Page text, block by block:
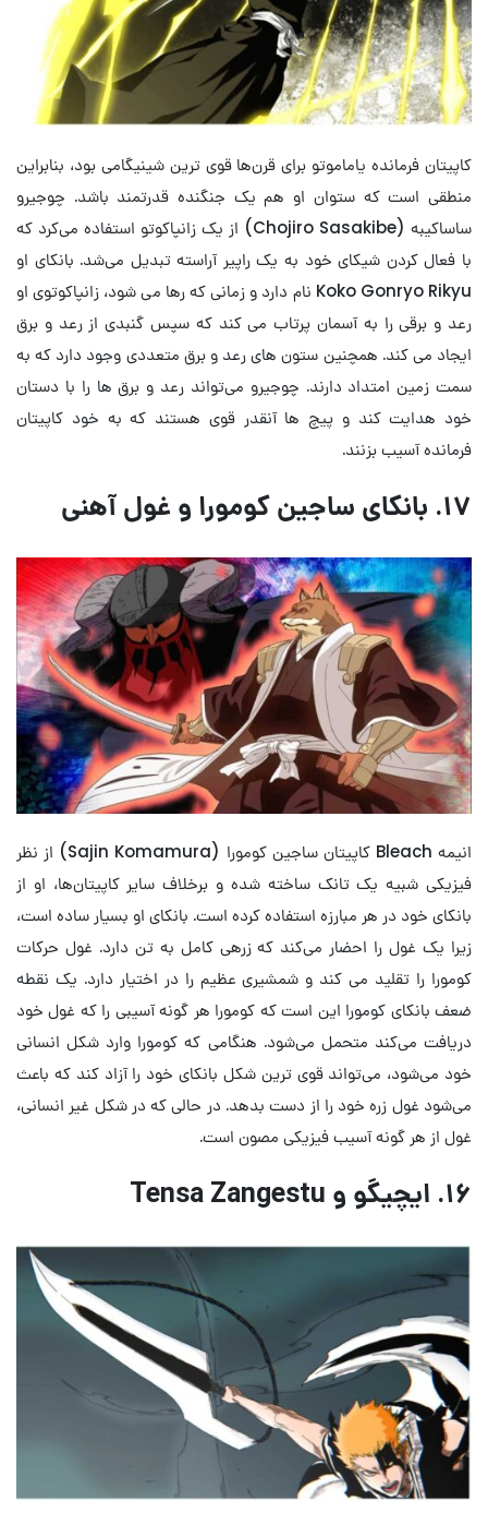
کاپیتان فرمانده یاماموتو برای قرن‌ها قوی ترین شینیگامی بود، بنابراین
منطقی است که ستوان او هم یک جنگنده قدرتمند باشد. چوجیرو
ساساکیبه (Chojiro Sasakibe) از یک زانپاکوتو استفاده می‌کرد که
با فعال کردن شیکای خود به یک راپیر آراسته تبدیل می‌شد. بانکای او
Koko Gonryo Rikyu نام دارد و زمانی که رها می شود، زانپاکوتوی او
رعد و برقی را به آسمان پرتاب می کند که سپس گنبدی از رعد و برق
ایجاد می کند. همچنین ستون های رعد و برق متعددی وجود دارد که به
سمت زمین امتداد دارند. چوجیرو می‌تواند رعد و برق ها را با دستان
خود هدایت کند و پیچ ها آنقدر قوی هستند که به خود کاپیتان
فرمانده آسیب بزنند.
۱۷. بانکای ساجین کومورا و غول آهنی
انیمه Bleach کاپیتان ساجین کومورا (Sajin Komamura) از نظر
فیزیکی شبیه یک تانک ساخته شده و برخلاف سایر کاپیتان‌ها، او از
بانکای خود در هر مبارزه استفاده کرده است. بانکای او بسیار ساده است،
زیرا یک غول را احضار می‌کند که زرهی کامل به تن دارد. غول حرکات
کومورا را تقلید می کند و شمشیری عظیم را در اختیار دارد. یک نقطه
ضعف بانکای کومورا این است که کومورا هر گونه آسیبی را که غول خود
دریافت می‌کند متحمل می‌شود. هنگامی که کومورا وارد شکل انسانی
خود می‌شود، می‌تواند قوی ترین شکل بانکای خود را آزاد کند که باعث
می‌شود غول زره خود را از دست بدهد. در حالی که در شکل غیر انسانی،
غول از هر گونه آسیب فیزیکی مصون است.
۱۶. ایچیگو و Tensa Zangestu